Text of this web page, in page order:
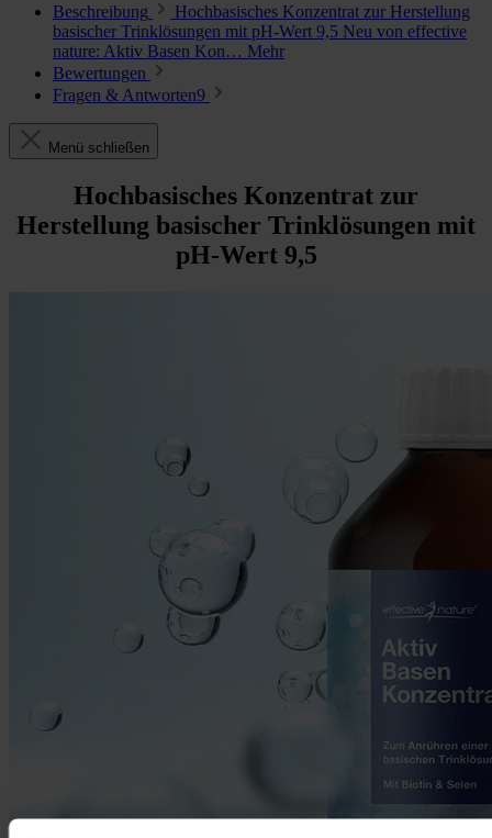
Beschreibung
Hochbasisches Konzentrat zur Herstellung
basischer Trinklösungen mit pH-Wert 9,5 Neu von effective
nature: Aktiv Basen Kon… Mehr
Bewertungen
Fragen & Antworten9
Menü schließen
Hochbasisches Konzentrat zur
Herstellung basischer Trinklösungen mit
pH-Wert 9,5